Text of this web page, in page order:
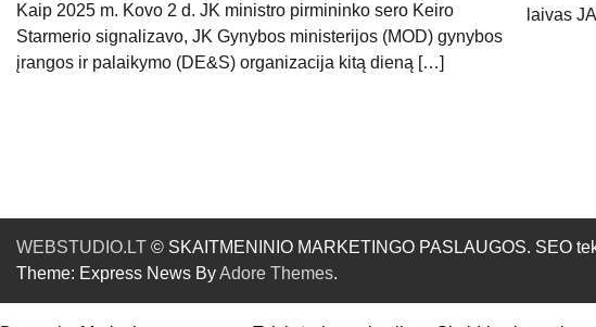
Kaip 2025 m. Kovo 2 d. JK ministro pirmininko sero Keiro
Starmerio signalizavo, JK Gynybos ministerijos (MOD) gynybos
įrangos ir palaikymo (DE&S) organizacija kitą dieną […]
laivas
WEBSTUDIO.LT © SKAITMENINIO MARKETINGO PASLAUGOS. SEO
Theme: Express News ByAdore Themes.